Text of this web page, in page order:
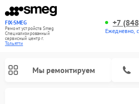
FIX-SMEG
Ремонт устройств Smeg
Специализированный
cервисный центр г.
Тольятти
+7
Ежедневно,
Мы ремонтируем